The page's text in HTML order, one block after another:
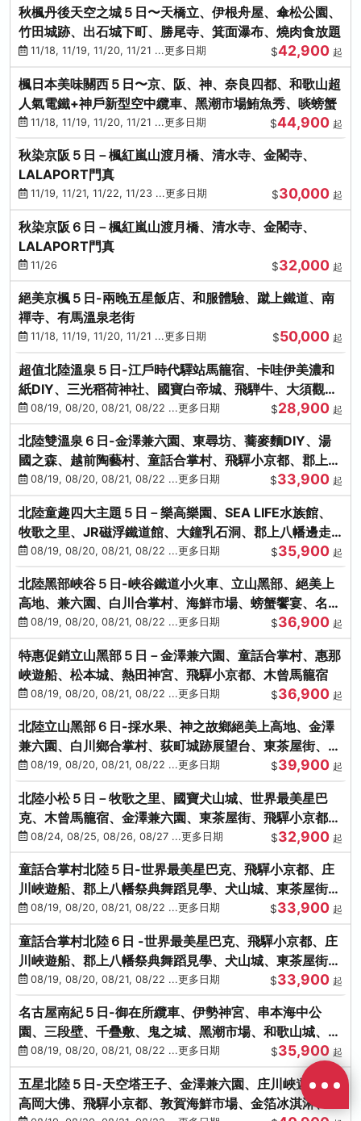
秋楓丹後天空之城５日〜天橋立、伊根舟屋、傘松公園、
竹田城跡、出石城下町、勝尾寺、箕面瀑布、燒肉食放題
11/18, 11/19, 11/20, 11/21 ...更多日期 $42,900 起
楓日本美味關西５日〜京、阪、神、奈良四都、和歌山超
人氣電鐵+神戶新型空中纜車、黑潮市場鮪魚秀、啖螃蟹
11/18, 11/19, 11/20, 11/21 ...更多日期 $44,900 起
秋染京阪５日－楓紅嵐山渡月橋、清水寺、金閣寺、
LALAPORT門真
11/19, 11/21, 11/22, 11/23 ...更多日期 $30,000 起
秋染京阪６日－楓紅嵐山渡月橋、清水寺、金閣寺、
LALAPORT門真
11/26 $32,000 起
絕美京楓５日-兩晚五星飯店、和服體驗、蹴上鐵道、南
禪寺、有馬溫泉老街
11/18, 11/19, 11/20, 11/21 ...更多日期 $50,000 起
超值北陸溫泉５日-江戶時代驛站馬籠宿、卡哇伊美濃和
紙DIY、三光稻荷神社、國寶白帝城、飛騨牛、大須觀音
街、下呂溫泉
08/19, 08/20, 08/21, 08/22 ...更多日期 $28,900 起
北陸雙溫泉６日-金澤兼六園、東尋坊、蕎麥麵DIY、湯
國之森、越前陶藝村、童話合掌村、飛驒小京都、郡上八
幡08/19, 08/20, 08/21, 08/22 ...更多日期 $33,900 起
北陸童趣四大主題５日－樂高樂園、SEA LIFE水族館、
牧歌之里、JR磁浮鐵道館、大鐘乳石洞、郡上八幡邊走
邊吃08/19, 08/20, 08/21, 08/22 ...更多日期 $35,900 起
北陸黑部峽谷５日-峽谷鐵道小火車、立山黑部、絕美上
高地、兼六園、白川合掌村、海鮮市場、螃蟹饗宴、名湯
雙溫泉
08/19, 08/20, 08/21, 08/22 ...更多日期 $36,900 起
特惠促銷立山黑部５日－金澤兼六園、童話合掌村、惠那
峽遊船、松本城、熱田神宮、飛驒小京都、木曾馬籠宿
08/19, 08/20, 08/21, 08/22 ...更多日期 $36,900 起
北陸立山黑部６日-採水果、神之故鄉絕美上高地、金澤
兼六園、白川鄉合掌村、荻町城跡展望台、東茶屋街、名
花之里絢爛花海
08/19, 08/20, 08/21, 08/22 ...更多日期 $39,900 起
北陸小松５日－牧歌之里、國寶犬山城、世界最美星巴
克、木曾馬籠宿、金澤兼六園、東茶屋街、飛驒小京都、
白川鄉合掌村
08/24, 08/25, 08/26, 08/27 ...更多日期 $32,900 起
童話合掌村北陸５日-世界最美星巴克、飛驒小京都、庄
川峽遊船、郡上八幡祭典舞蹈見學、犬山城、東茶屋街、
松葉蟹、金箔冰淇淋
08/19, 08/20, 08/21, 08/22 ...更多日期 $33,900 起
童話合掌村北陸６日 -世界最美星巴克、飛驒小京都、庄
川峽遊船、郡上八幡祭典舞蹈見學、犬山城、東茶屋街、
松葉蟹、金箔冰淇淋
08/19, 08/20, 08/21, 08/22 ...更多日期 $33,900 起
名古屋南紀５日-御在所纜車、伊勢神宮、串本海中公
園、三段壁、千疊敷、鬼之城、黑潮市場、和歌山城、伊
勢龍蝦溫泉
08/19, 08/20, 08/21, 08/22 ...更多日期 $35,900 起
五星北陸５日-天空塔王子、金澤兼六園、庄川峽遊船、
高岡大佛、飛驒小京都、敦賀海鮮市場、金箔冰淇淋、鰻